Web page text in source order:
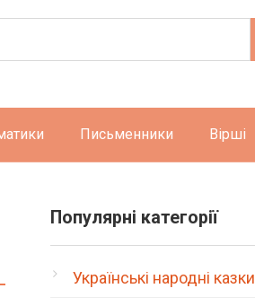
Письменники Вірші
Популярні категорії
Українські народні казки